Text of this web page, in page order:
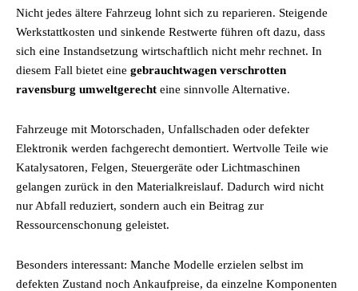
Nicht jedes ältere Fahrzeug lohnt sich zu reparieren. Steigende
Werkstattkosten und sinkende Restwerte führen oft dazu, dass
sich eine Instandsetzung wirtschaftlich nicht mehr rechnet. In
diesem Fall bietet eine gebrauchtwagen verschrotten
ravensburg umweltgerecht eine sinnvolle Alternative.
Fahrzeuge mit Motorschaden, Unfallschaden oder defekter
Elektronik werden fachgerecht demontiert. Wertvolle Teile wie
Katalysatoren, Felgen, Steuergeräte oder Lichtmaschinen
gelangen zurück in den Materialkreislauf. Dadurch wird nicht
nur Abfall reduziert, sondern auch ein Beitrag zur
Ressourcenschonung geleistet.
Besonders interessant: Manche Modelle erzielen selbst im
defekten Zustand noch Ankaufpreise, da einzelne Komponenten